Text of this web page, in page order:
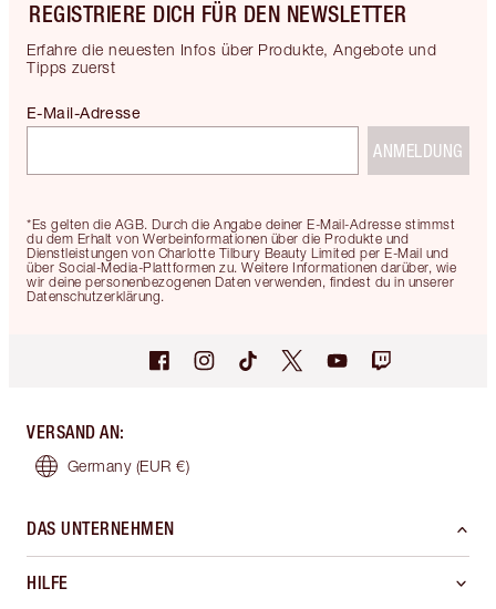
REGISTRIERE DICH FÜR DEN NEWSLETTER
Erfahre die neuesten Infos über Produkte, Angebote und
Tipps zuerst
*Es gelten die AGB. Durch die Angabe deiner E-Mail-Adresse stimmst
du dem Erhalt von Werbeinformationen über die Produkte und
Dienstleistungen von Charlotte Tilbury Beauty Limited per E-Mail und
über Social-Media-Plattformen zu. Weitere Informationen darüber, wie
wir deine personenbezogenen Daten verwenden, findest du in unserer
Datenschutzerklärung.
E-Mail-Adresse
ANMELDUNG
VERSAND AN:
Germany (EUR €)
DAS UNTERNEHMEN
HILFE